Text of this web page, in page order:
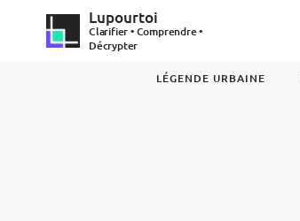
Lupourtoi
Clarifier • Comprendre •
Décrypter
LÉGENDE URBAINE